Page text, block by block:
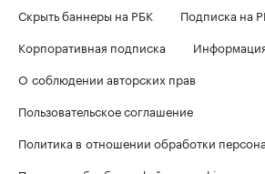
Скрыть баннеры на РБК
Подписка на
Корпоративная подписка
О соблюдении авторских прав
Пользовательское соглашение
Политика в отношении обработки